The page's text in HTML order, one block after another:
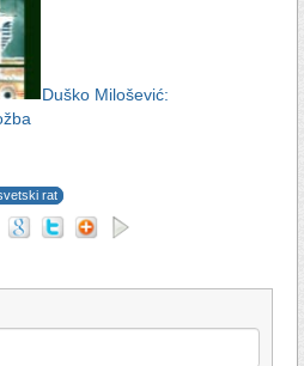
Duško Milošević:
rat